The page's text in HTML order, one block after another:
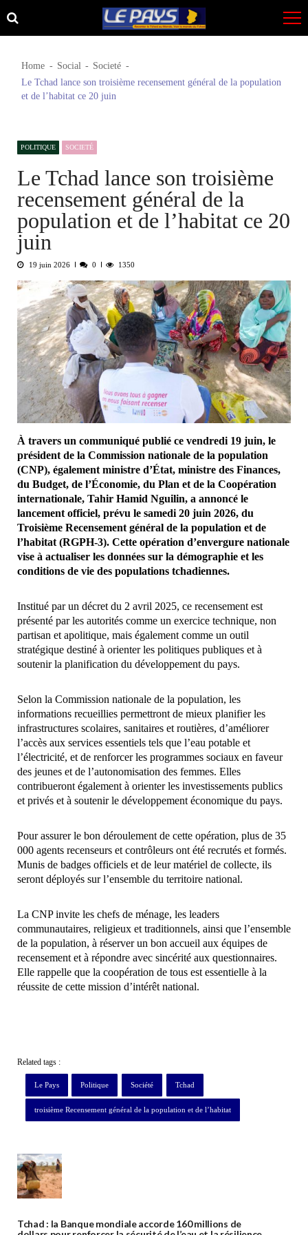
Skip
to
Skip
to
Home Social
Societé
Le Tchad lance son troisième recensement général de la population
et de l’habitat ce 20 juin
POLITIQUE SOCIETÉ
Le Tchad lance son troisième
recensement général de la
population et de l’habitat ce 20
juin
19 juin 2026 0 1350
À travers un communiqué publié ce vendredi 19 juin, le
président de la Commission nationale de la population
(CNP), également ministre d’État, ministre des Finances,
du Budget, de l’Économie, du Plan et de la Coopération
internationale, Tahir Hamid Nguilin, a annoncé le
lancement officiel, prévu le samedi 20 juin 2026, du
Troisième Recensement général de la population et de
l’habitat (RGPH-3). Cette opération d’envergure nationale
vise à actualiser les données sur la démographie et les
conditions de vie des populations tchadiennes.
Institué par un décret du 2 avril 2025, ce recensement est
présenté par les autorités comme un exercice technique, non
partisan et apolitique, mais également comme un outil
stratégique destiné à orienter les politiques publiques et à
soutenir la planification du développement du pays.
Selon la Commission nationale de la population, les
informations recueillies permettront de mieux planifier les
infrastructures scolaires, sanitaires et routières, d’améliorer
l’accès aux services essentiels tels que l’eau potable et
l’électricité, et de renforcer les programmes sociaux en faveur
des jeunes et de l’autonomisation des femmes. Elles
contribueront également à orienter les investissements publics
et privés et à soutenir le développement économique du pays.
Pour assurer le bon déroulement de cette opération, plus de 35
000 agents recenseurs et contrôleurs ont été recrutés et formés.
Munis de badges officiels et de leur matériel de collecte, ils
seront déployés sur l’ensemble du territoire national.
La CNP invite les chefs de ménage, les leaders
communautaires, religieux et traditionnels, ainsi que l’ensemble
de la population, à réserver un bon accueil aux équipes de
recensement et à répondre avec sincérité aux questionnaires.
Elle rappelle que la coopération de tous est essentielle à la
réussite de cette mission d’intérêt national.
Related tags :
Le Pays Politique Société Tchad
troisième Recensement général de la population et de l’habitat
Tchad : la Banque mondiale accorde 160 millions de